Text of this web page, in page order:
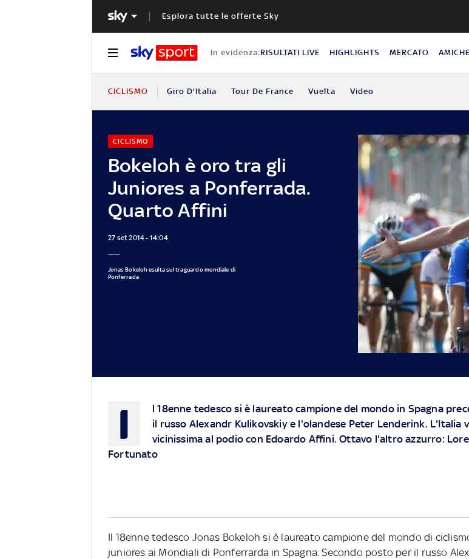
Esplora tutte le offerte Sky
In evidenza:RISULTATI LIVE HIGHLIGHTS MERCATO
CICLISMO Giro D'Italia Tour De France Vuelta Video
Bokeloh è oro tra gli
Juniores a Ponferrada.
Quarto Affini
CICLISMO
27 set 2014 - 14:04
Jonas Bokeloh esulta sul traguardo mondiale di
Ponferrada
I
l 18enne tedesco si è laureato campione del mondo in Spagna
il russo Alexandr Kulikovskiy e l'olandese Peter Lenderink. L'Italia
vicinissima al podio con Edoardo Affini. Ottavo l'altro azzurro:
Fortunato
Il 18enne tedesco Jonas Bokeloh si è laureato campione del mondo di
juniores ai Mondiali di Ponferrarda in Spagna. Secondo posto per il russo